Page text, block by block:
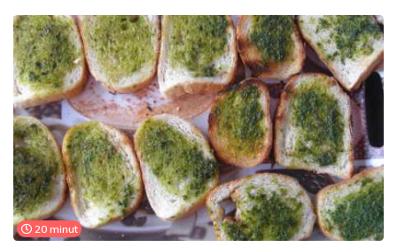
20 minut